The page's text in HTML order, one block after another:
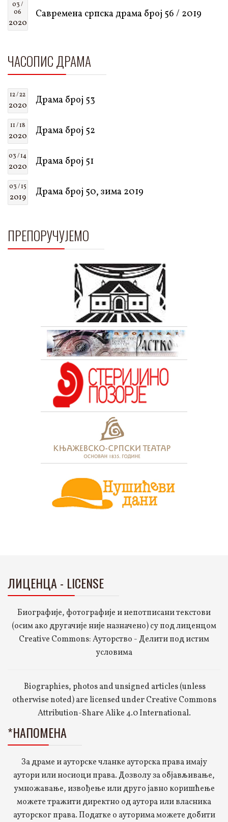
03 /
06
2020
Савремена српска драма број 56 / 2019
ЧАСОПИС ДРАМА
12 / 22
2020 Драма број 53
11 / 18
2020 Драма број 52
03 / 14
2020 Драма број 51
03 / 15
2019 Драма број 50, зима 2019
ПРЕПОРУЧУЈЕМО
ЛИЦЕНЦА - LICENSE
Биографије, фотографије и непотписани текстови
(осим ако другачије није назначено) су под лиценцом
Creative Commons: Ауторство - Делити под истим
условима
Biographies, photos and unsigned articles (unless
otherwise noted) are licensed under Creative Commons
Attribution-Share Alike 4.0 International.
*НАПОМЕНА
За драме и ауторске чланке ауторска права имају
аутори или носиоци права. Дозволу за објављивање,
умножавање, извођење или друго јавно коришћење
можете тражити директно од аутора или власника
ауторског права. Податке о ауторима можете добити